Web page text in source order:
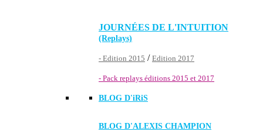
JOURNÉES DE L'INTUITION
(Replays)
- Edition 2015 / Edition 2017
- Pack replays éditions 2015 et 2017
BLOG D'iRiS
BLOG D'ALEXIS CHAMPION